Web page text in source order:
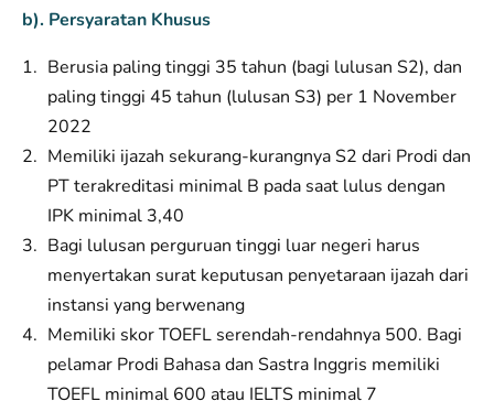
b). Persyaratan Khusus
Berusia paling tinggi 35 tahun (bagi lulusan S2), dan
paling tinggi 45 tahun (lulusan S3) per 1 November
2022
Memiliki ijazah sekurang-kurangnya S2 dari Prodi dan
PT terakreditasi minimal B pada saat lulus dengan
IPK minimal 3,40
Bagi lulusan perguruan tinggi luar negeri harus
menyertakan surat keputusan penyetaraan ijazah dari
instansi yang berwenang
Memiliki skor TOEFL serendah-rendahnya 500. Bagi
pelamar Prodi Bahasa dan Sastra Inggris memiliki
TOEFL minimal 600 atau IELTS minimal 7